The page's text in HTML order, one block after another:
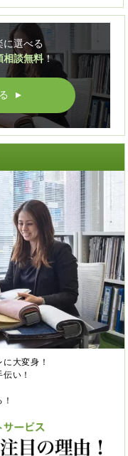
に選べる
相談無料！
▲
大変身！
い！